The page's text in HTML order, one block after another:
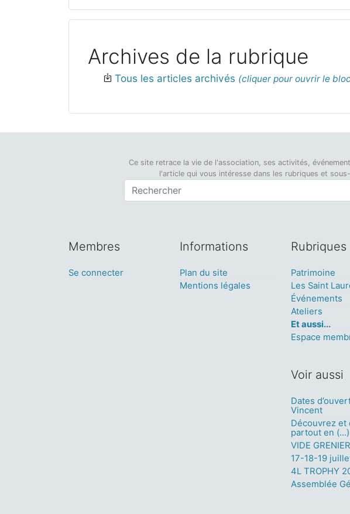
Archives de la rubrique
Tous les articles archivés
Ce site retrace la vie de l'association, ses activités,
l'article qui vous intéresse dans les rubriques et
Membres
Se connecter
Informations
Plan du site
Mentions légales
Rubriques
Patrimoine
Les Saint
Événements
Ateliers
Et aussi...
Espace
Voir aussi
Dates
Vincent
Découvrez et
partout en (…)
VIDE
17-18-19
4L TROPHY
Assemblée